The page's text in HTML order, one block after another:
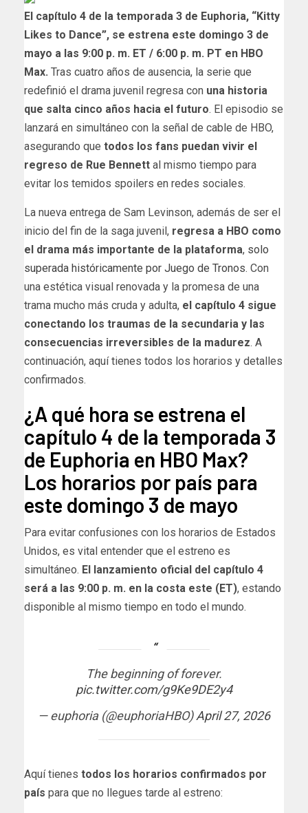
El capítulo 4 de la temporada 3 de Euphoria, “Kitty
Likes to Dance”, se estrena este domingo 3 de
mayo a las 9:00 p. m. ET / 6:00 p. m. PT en HBO
Max. Tras cuatro años de ausencia, la serie que
redefinió el drama juvenil regresa con una historia
que salta cinco años hacia el futuro. El episodio se
lanzará en simultáneo con la señal de cable de HBO,
asegurando que todos los fans puedan vivir el
regreso de Rue Bennett al mismo tiempo para
evitar los temidos spoilers en redes sociales.
La nueva entrega de Sam Levinson, además de ser el
inicio del fin de la saga juvenil, regresa a HBO como
el drama más importante de la plataforma, solo
superada históricamente por Juego de Tronos. Con
una estética visual renovada y la promesa de una
trama mucho más cruda y adulta, el capítulo 4 sigue
conectando los traumas de la secundaria y las
consecuencias irreversibles de la madurez. A
continuación, aquí tienes todos los horarios y detalles
confirmados.
¿A qué hora se estrena el
capítulo 4 de la temporada 3
de Euphoria en HBO Max?
Los horarios por país para
este domingo 3 de mayo
Para evitar confusiones con los horarios de Estados
Unidos, es vital entender que el estreno es
simultáneo. El lanzamiento oficial del capítulo 4
será a las 9:00 p. m. en la costa este (ET), estando
disponible al mismo tiempo en todo el mundo.
The beginning of forever.
pic.twitter.com/g9Ke9DE2y4
— euphoria (@euphoriaHBO)April 27, 2026
Aquí tienes todos los horarios confirmados por
país para que no llegues tarde al estreno: